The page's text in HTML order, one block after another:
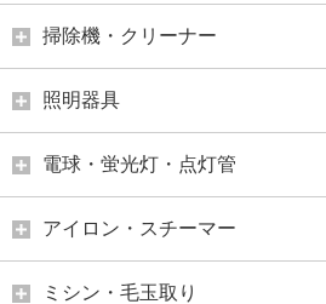
掃除機・クリーナー
照明器具
電球・蛍光灯・点灯管
アイロン・スチーマー
ミシン・毛玉取り